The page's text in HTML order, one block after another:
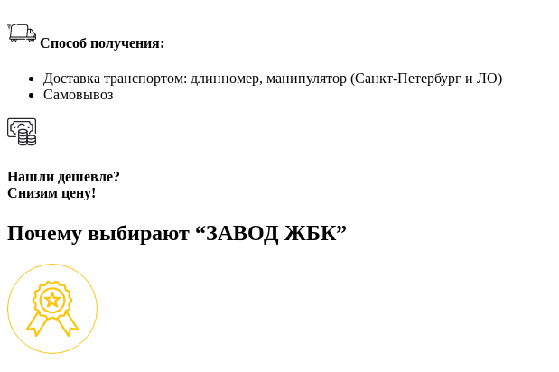
Способ получения:
Доставка транспортом: длинномер, манипулятор (Санкт-Петербург и ЛО)
Самовывоз
Нашли дешевле?
Снизим цену!
Почему выбирают “ЗАВОД ЖБК”